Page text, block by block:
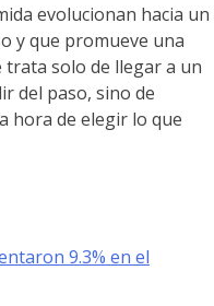
evolucionan hacia un
y que promueve una
trata solo de llegar a un
del paso, sino de
hora de elegir lo que
9.3% en el